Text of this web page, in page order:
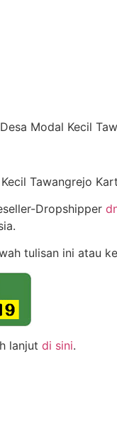
Tawangrejo
Dropshipper
tulisan ini atau
lanjut di sini.